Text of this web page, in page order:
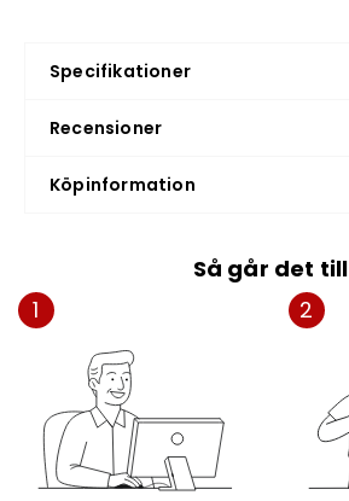
Specifikationer
Recensioner
Köpinformation
Så går det till
1
2